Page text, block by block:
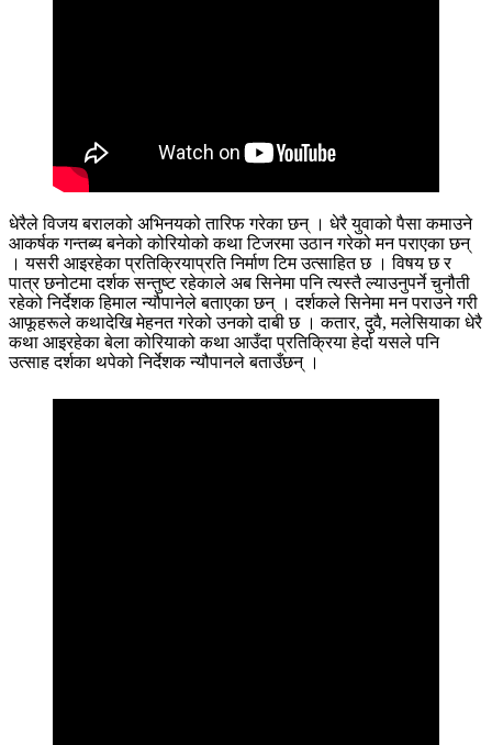
धेरैले विजय बरालको अभिनयको तारिफ गरेका छन् । धेरै युवाको पैसा कमाउने
आकर्षक गन्तब्य बनेको कोरियोको कथा टिजरमा उठान गरेको मन पराएका छन्
। यसरी आइरहेका प्रतिक्रियाप्रति निर्माण टिम उत्साहित छ । विषय छ र
पात्र छनोटमा दर्शक सन्तुष्ट रहेकाले अब सिनेमा पनि त्यस्तै ल्याउनुपर्ने चुनौती
रहेको निर्देशक हिमाल न्यौपानेले बताएका छन् । दर्शकले सिनेमा मन पराउने गरी
आफूहरूले कथादेखि मेहनत गरेको उनको दाबी छ । कतार, दुवै, मलेसियाका धेरै
कथा आइरहेका बेला कोरियाको कथा आउँदा प्रतिक्रिया हेर्दा यसले पनि
उत्साह दर्शका थपेको निर्देशक न्यौपानले बताउँछन् ।